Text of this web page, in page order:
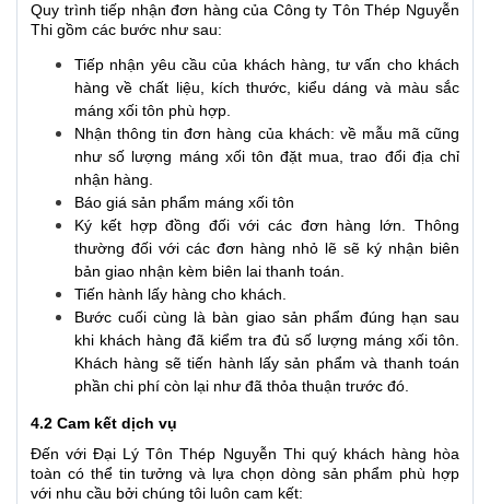
Quy trình tiếp nhận đơn hàng của Công ty Tôn Thép Nguyễn
Thi gồm các bước như sau:
Tiếp nhận yêu cầu của khách hàng, tư vấn cho khách
hàng về chất liệu, kích thước, kiểu dáng và màu sắc
máng xối tôn phù hợp.
Nhận thông tin đơn hàng của khách: về mẫu mã cũng
như số lượng máng xối tôn đặt mua, trao đổi địa chỉ
nhận hàng.
Báo giá sản phẩm máng xối tôn
Ký kết hợp đồng đối với các đơn hàng lớn. Thông
thường đối với các đơn hàng nhỏ lẽ sẽ ký nhận biên
bản giao nhận kèm biên lai thanh toán.
Tiến hành lấy hàng cho khách.
Bước cuối cùng là bàn giao sản phẩm đúng hạn sau
khi khách hàng đã kiểm tra đủ số lượng máng xối tôn.
Khách hàng sẽ tiến hành lấy sản phẩm và thanh toán
phần chi phí còn lại như đã thỏa thuận trước đó.
4.2 Cam kết dịch vụ
Đến với Đại Lý Tôn Thép Nguyễn Thi quý khách hàng hòa
toàn có thể tin tưởng và lựa chọn dòng sản phẩm phù hợp
với nhu cầu bởi chúng tôi luôn cam kết: